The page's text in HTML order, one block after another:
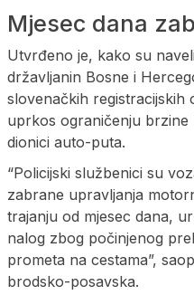
Mjesec dana
Utvrđeno je, kako su
državljanin Bosne i
slovenačkih
uprkos ograničenju brzine
dionici auto-puta.
“Policijski službenici su
zabrane upravljanja
trajanju od mjesec dana,
nalog zbog počinjenog
prometa na cestama”,
brodsko-posavska.